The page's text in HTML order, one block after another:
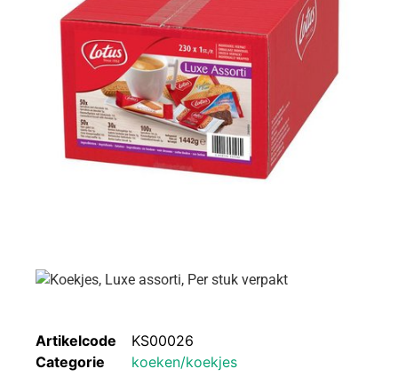
Artikelcode
KS00026
Categorie
koeken/koekjes